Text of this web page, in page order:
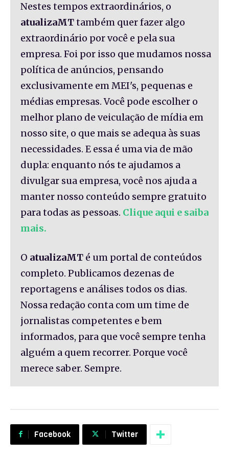
Nestes tempos extraordinários, o
atualizaMTtambém quer fazer algo
extraordinário por você e pela sua
empresa. Foi por isso que mudamos nossa
política de anúncios, pensando
exclusivamente em MEI's, pequenas e
médias empresas. Você pode escolher o
melhor plano de veiculação de mídia em
nosso site, o que mais se adequa às suas
necessidades. E essa é uma via de mão
dupla: enquanto nós te ajudamos a
divulgar sua empresa, você nos ajuda a
manter nosso conteúdo sempre gratuito
para todas as pessoas. Clique aqui e saiba
mais.
O atualizaMT é um portal de conteúdos
completo. Publicamos dezenas de
reportagens e análises todos os dias.
Nossa redação conta com um time de
jornalistas competentes e bem
informados, para que você sempre tenha
alguém a quem recorrer. Porque você
merece saber. Sempre.
Facebook Twitter